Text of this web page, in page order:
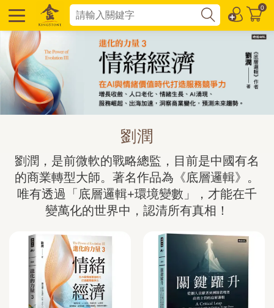
0
劉潤
劉潤，是前微軟的戰略總監，目前是中國有名
的商業轉型大師。著名作品為《底層邏輯》。
唯有透過「底層邏輯+環境變數」，才能在千
變萬化的世界中，認清所有真相！